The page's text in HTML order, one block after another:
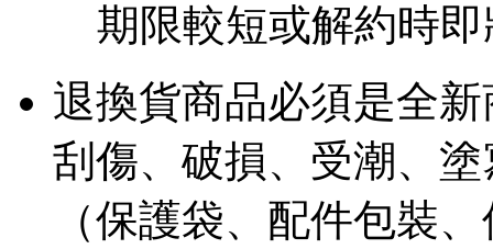
期限較短或解約時
退換貨商品必須是全
刮傷、破損、受潮、
（保護袋、配件包裝